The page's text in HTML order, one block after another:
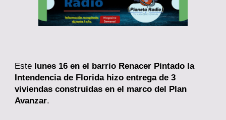
Este lunes 16 en el barrio Renacer Pintado la
Intendencia de Florida hizo entrega de 3
viviendas construidas en el marco del Plan
Avanzar.